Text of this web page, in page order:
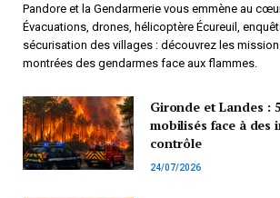
Pandore et la Gendarmerie vous emmène au
Évacuations, drones, hélicoptère Écureuil,
sécurisation des villages : découvrez les
montrées des gendarmes face aux flammes.
Gironde et Landes :
mobilisés face à des
contrôle
24/07/2026